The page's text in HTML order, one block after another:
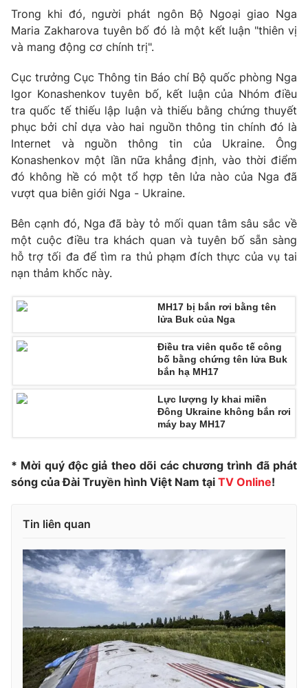
Tư vấn
Chuyên mục khác
Emagazine Podcast
Photo Infographic
Video Shorts video
VTV Money VTV Thể thao
Thị trường 24h Tấm lòng Việt
VTV4 Vươn mình bằng AI
VTV9 VTV8
English
Cơ quan chủ quản:Đài Truyền hình Việt Nam
Cơ quan báo chí:Thời báo VTV
Giấy phép hoạt động báo in và báo điện tử số 483/GP-BTTTT
cấp ngày 29/12/2023
Tổng Biên tập:
Vũ Thanh Thủy
Phó Tổng Biên tập:Nguyễn Thị Mỹ Hạnh, Phạm Quốc Thắng,
Nguyễn Trọng Ninh
Tổng đài VTV:024.38 355 931 - 024.38 355 932
Trong khi đó, người phát ngôn Bộ Ngoại giao Nga
Maria Zakharova tuyên bố đó là một kết luận "thiên vị
và mang động cơ chính trị".
Cục trưởng Cục Thông tin Báo chí Bộ quốc phòng Nga
Igor Konashenkov tuyên bố, kết luận của Nhóm điều
tra quốc tế thiếu lập luận và thiếu bằng chứng thuyết
phục bởi chỉ dựa vào hai nguồn thông tin chính đó là
Internet và nguồn thông tin của Ukraine. Ông
Konashenkov một lần nữa khẳng định, vào thời điểm
đó không hề có một tổ hợp tên lửa nào của Nga đã
vượt qua biên giới Nga - Ukraine.
Bên cạnh đó, Nga đã bày tỏ mối quan tâm sâu sắc về
một cuộc điều tra khách quan và tuyên bố sẵn sàng
hỗ trợ tối đa để tìm ra thủ phạm đích thực của vụ tai
nạn thảm khốc này.
MH17 bị bắn rơi bằng tên
lửa Buk của Nga
Điều tra viên quốc tế công
bố bằng chứng tên lửa Buk
bắn hạ MH17
Lực lượng ly khai miền
Đông Ukraine không bắn rơi
máy bay MH17
* Mời quý độc giả theo dõi các chương trình đã phát
sóng của Đài Truyền hình Việt Nam tại TV Online!
Tin liên quan